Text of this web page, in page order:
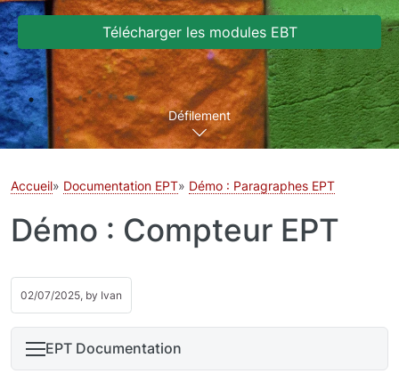
Télécharger les modules EBT
Défilement
Accueil Documentation EPT Démo : Paragraphes EPT
Démo : Compteur EPT
02/07/2025, by Ivan
EPT Documentation